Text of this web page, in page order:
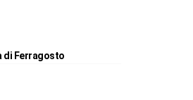
di Ferragosto